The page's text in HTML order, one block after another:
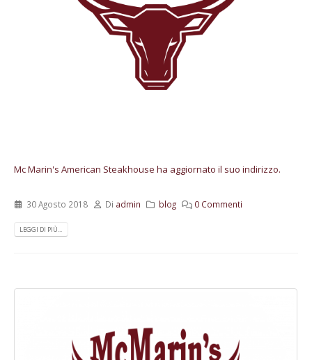
Mc Marin's American Steakhouse ha aggiornato il suo indirizzo.
30 Agosto 2018 Di admin blog 0 Commenti
LEGGI DI PIÙ...